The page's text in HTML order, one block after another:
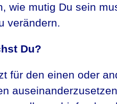
wie mutig Du sein
verändern.
Du?
für den einen oder